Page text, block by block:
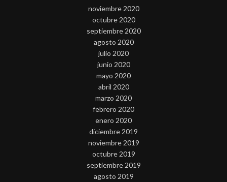
noviembre 2020
octubre 2020
septiembre 2020
agosto 2020
julio 2020
junio 2020
mayo 2020
abril 2020
marzo 2020
febrero 2020
enero 2020
diciembre 2019
noviembre 2019
octubre 2019
septiembre 2019
agosto 2019